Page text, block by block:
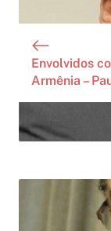
Envolvidos
Armênia –